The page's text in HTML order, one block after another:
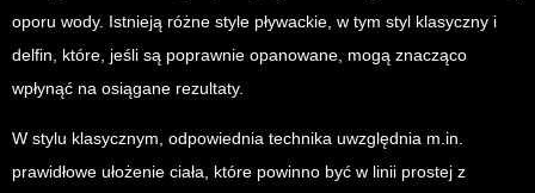
oporu wody. Istnieją różne style pływackie, w tym styl klasyczny i
delfin, które, jeśli są poprawnie opanowane, mogą znacząco
wpłynąć na osiągane rezultaty.
W stylu klasycznym, odpowiednia technika uwzględnia m.in.
prawidłowe ułożenie ciała, które powinno być w linii prostej z